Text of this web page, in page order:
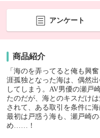
アンケート
商品紹介
「海のを弄ってると俺も興
涯孤独となった海は、偶然
してしまう。AV男優の瀬戸
たのだが、海とのキスだけ
されて、ある取引を条件に
最初は戸惑う海も、瀬戸崎
め……！